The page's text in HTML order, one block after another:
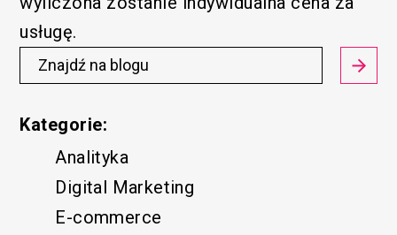
usługę.
Kategorie:
Analityka
Digital Marketing
E-commerce